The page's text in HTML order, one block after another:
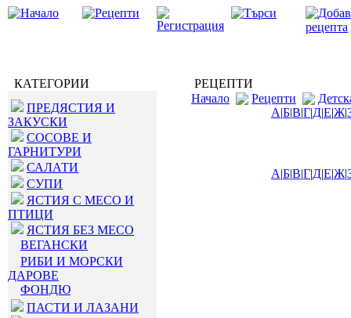
КАТЕГОРИИ
ПРЕДЯСТИЯ И
ЗАКУСКИ
СОСОВЕ И
ГАРНИТУРИ
САЛАТИ
СУПИ
ЯСТИЯ С МЕСО И
ПТИЦИ
ЯСТИЯ БЕЗ МЕСО
ВЕГАНСКИ
РИБИ И МОРСКИ
ДАРОВЕ
ФОНДЮ
ПАСТИ И ЛАЗАНИ
РЕЦЕПТИ
Начало
Рецепти
А|Б|В|Г|Д|Е|Ж|
А|Б|В|Г|Д|Е|Ж|